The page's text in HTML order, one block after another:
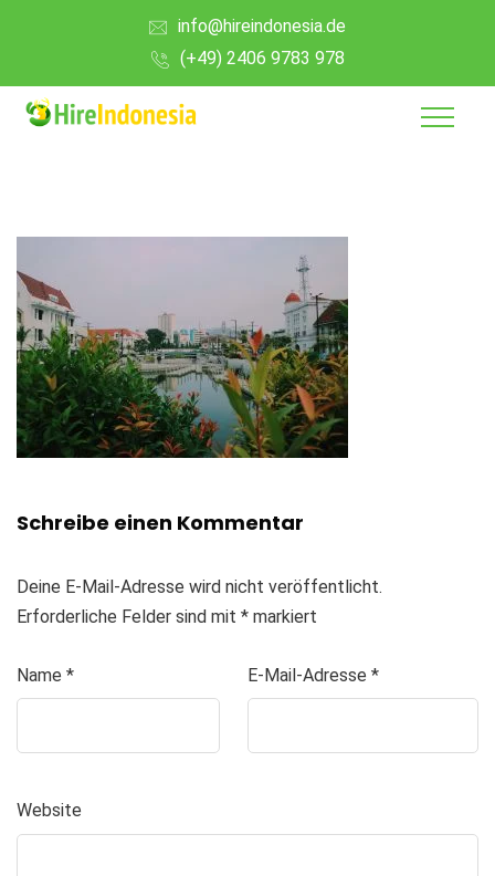
info@hireindonesia.de
(+49) 2406 9783 978
Schreibe einen Kommentar
Deine E-Mail-Adresse wird nicht veröffentlicht.
Erforderliche Felder sind mit * markiert
Name * E-Mail-Adresse *
Website